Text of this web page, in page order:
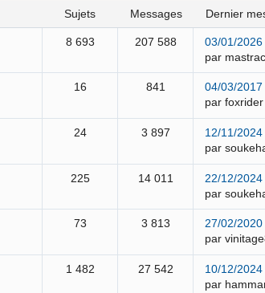
sujets messages dernier
8 693 207 588
03/01/2026
par
16 841
04/03/
par foxrider
24 3 897
12/11/
par
225 14 011
22/12/
par
73 3 813
27/02/
par
1 482 27 542
10/12/
par